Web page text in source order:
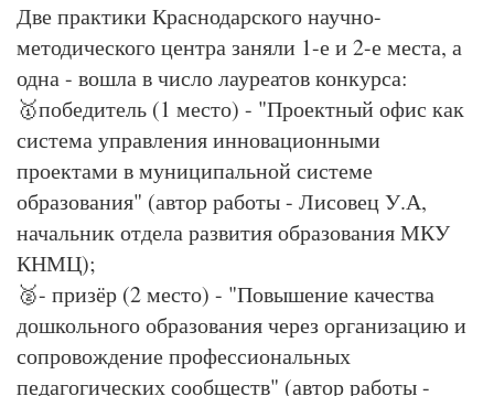
Две практики Краснодарского научно-
методического центра заняли 1-е и 2-е места, а
одна - вошла в число лауреатов конкурса:
🥇победитель (1 место) - "Проектный офис как
система управления инновационными
проектами в муниципальной системе
образования" (автор работы - Лисовец У.А,
начальник отдела развития образования МКУ
КНМЦ);
🥈- призёр (2 место) - "Повышение качества
дошкольного образования через организацию и
сопровождение профессиональных
педагогических сообществ" (автор работы -